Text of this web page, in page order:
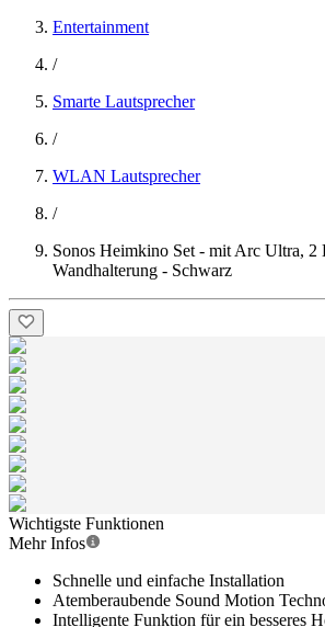
Entertainment
/
Smarte Lautsprecher
/
WLAN Lautsprecher
/
Sonos Heimkino Set - mit Arc Ultra, 2
Wandhalterung - Schwarz
Wichtigste Funktionen
Mehr Infos
Schnelle und einfache Installation
Atemberaubende Sound Motion
Intelligente Funktion für ein besseres